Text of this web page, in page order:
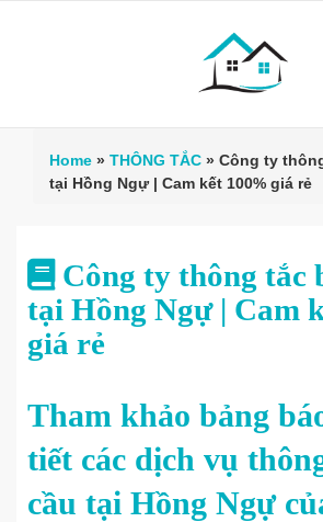
Home » THÔNG TẮC » Công ty
tại Hồng Ngự | Cam kết 100% giá rẻ
Công ty thông tắc
tại Hồng Ngự | Cam
giá rẻ
Tham khảo bảng
tiết các dịch vụ
cầu tại Hồng Ngự